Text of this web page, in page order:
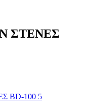
ΣΤΕΝΕΣ
BD-100 5